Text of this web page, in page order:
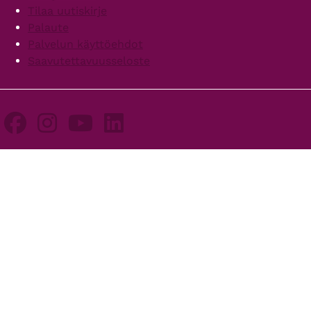
Tilaa uutiskirje
Palaute
Palvelun käyttöehdot
Saavutettavuusseloste